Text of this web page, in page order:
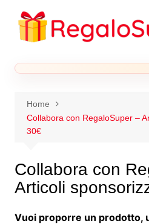
contenuto
Home
Collabora con RegaloSuper –
30€
Collabora con
Articoli
Vuoi proporre un prodotto,